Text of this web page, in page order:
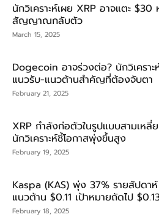
นักวิเคราะห์เผย XRP อาจแตะ
สัญญาณกลับตัว
March 15, 2025
Dogecoin อาจร่วงต่อ? นักวิเคราะ
แนวรับ-แนวต้านสำคัญที่ต้องจับตา
February 21, 2025
XRP กำลังก่อตัวในรูปแบบสามเหลี่
นักวิเคราะห์ชี้โอกาสพุ่งขึ้นสูง
February 19, 2025
Kaspa (KAS) พุ่ง 37% รายสัปดา
แนวต้าน $0.11 เป้าหมายถัดไป
February 18, 2025